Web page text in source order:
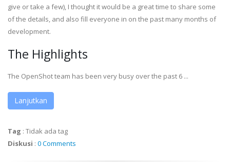
give or take a few), I thought it would be a great time to share some
of the details, and also fill everyone in on the past many months of
development.
The Highlights
The OpenShot team has been very busy over the past 6 ...
Lanjutkan
Tag : Tidak ada tag
Diskusi : 0 Comments